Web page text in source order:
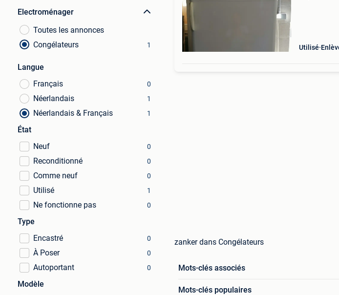
Electroménager
Toutes les annonces
Congélateurs
1
Langue
Français
0
Néerlandais 1
Néerlandais & Français 1
État
Neuf
0
Reconditionné 0
Comme neuf 0
Utilisé 1
Ne fonctionne pas 0
Type
Encastré
0
À Poser 0
Autoportant 0
Modèle
Utilisé
zanker dans Congélateurs
Mots-clés associés
Mots-clés populaires